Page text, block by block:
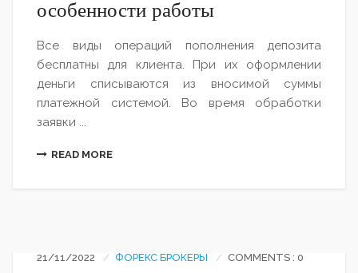
особенности работы
Все виды операций пополнения депозита
бесплатны для клиента. При их оформлении
деньги списываются из вносимой суммы
платежной системой. Во время обработки
заявки ...
READ MORE
21/11/2022 ФОРЕКС БРОКЕРЫ COMMENTS : 0